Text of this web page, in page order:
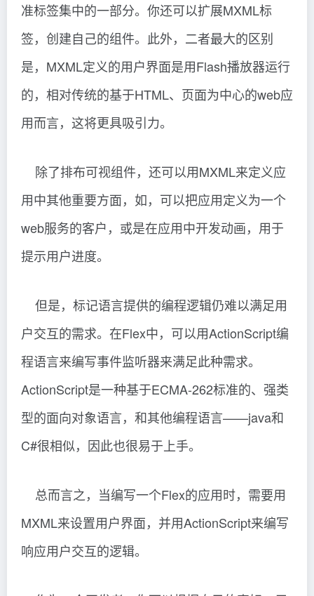
准标签集中的一部分。你还可以扩展MXML标
签，创建自己的组件。此外，二者最大的区别
是，MXML定义的用户界面是用Flash播放器运行
的，相对传统的基于HTML、页面为中心的web应
用而言，这将更具吸引力。
除了排布可视组件，还可以用MXML来定义应
用中其他重要方面，如，可以把应用定义为一个
web服务的客户，或是在应用中开发动画，用于
提示用户进度。
但是，标记语言提供的编程逻辑仍难以满足用
户交互的需求。在Flex中，可以用ActionScript编
程语言来编写事件监听器来满足此种需求。
ActionScript是一种基于ECMA-262标准的、强类
型的面向对象语言，和其他编程语言——java和
C#很相似，因此也很易于上手。
总而言之，当编写一个Flex的应用时，需要用
MXML来设置用户界面，并用ActionScript来编写
响应用户交互的逻辑。